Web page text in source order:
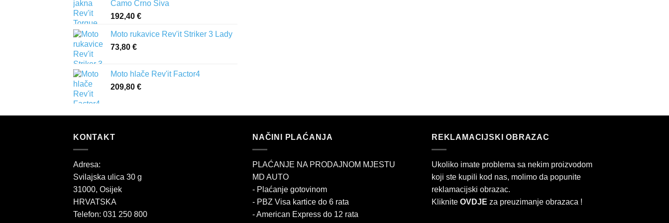
Camo Crno Siva
192,40 €
Moto rukavice Rev'it Striker 3 Lady
73,80 €
Moto hlače Rev'it Factor4
209,80 €
KONTAKT
Adresa:
Svilajska ulica 30 g
31000, Osijek
HRVATSKA
Telefon: 031 250 800
NAČINI PLAĆANJA
PLAĆANJE NA PRODAJNOM MJESTU
MD AUTO
- Plaćanje gotovinom
- PBZ Visa kartice do 6 rata
- American Express do 12 rata
REKLAMACIJSKI OBRAZAC
Ukoliko imate problema sa nekim proizvodom
koji ste kupili kod nas, molimo da popunite
reklamacijski obrazac.
Kliknite OVDJE za preuzimanje obrazaca !